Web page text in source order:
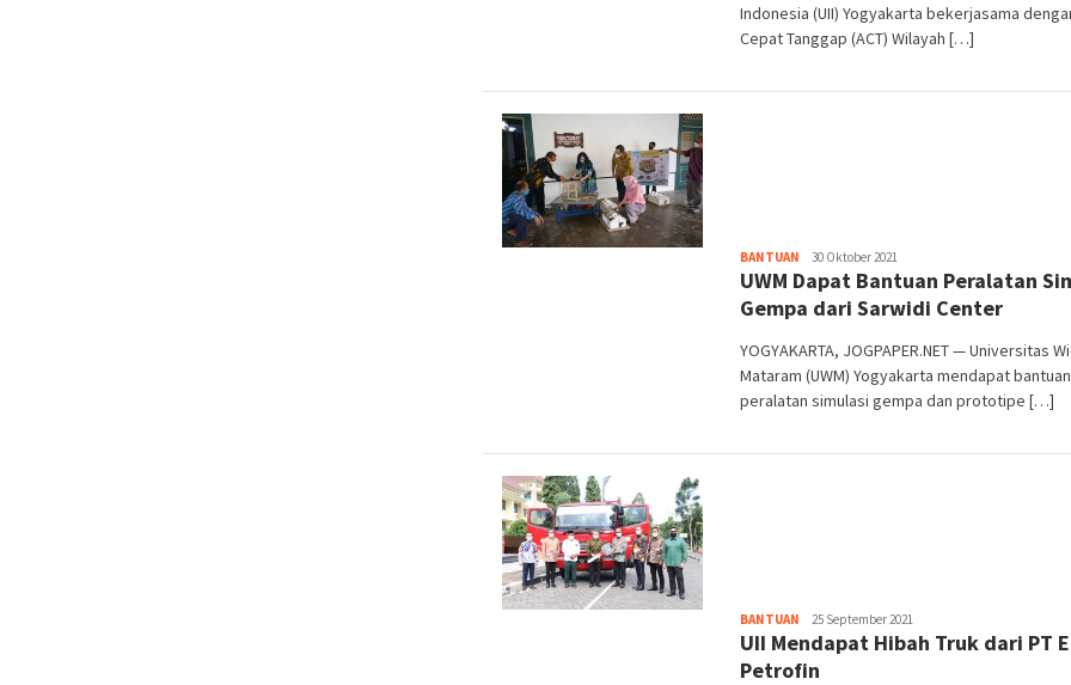
Indonesia (UII) Yogyakarta bekerjasama
Cepat Tanggap (ACT) Wilayah […]
BANTUAN Heri
Purwata
30 Oktober 2021
UWM Dapat Bantuan Peralatan
Gempa dari Sarwidi Center
YOGYAKARTA, JOGPAPER.NET — Universitas
Mataram (UWM) Yogyakarta mendapat bantuan
peralatan simulasi gempa dan prototipe […]
BANTUAN Heri
Purwata
25 September 2021
UII Mendapat Hibah Truk dari PT
Petrofin